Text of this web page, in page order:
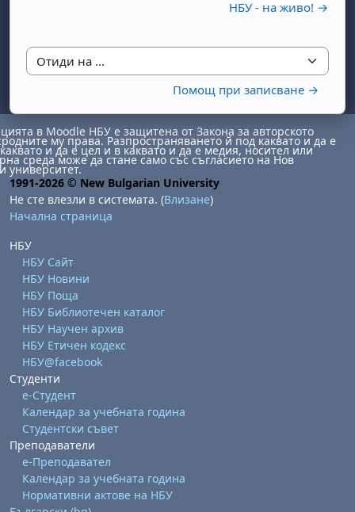
НБУ - на живо! →
Отиди на ...
Помощ при записване →
август
август
29 август
неделя, 30 август
в Moodle НБУ е защитена от Закона за авторското
му права. Разпространяването й под каквато и да е
и да е цел и в каквато и да е медия, носител или
среда може да стане само със съгласието на Нов
университет.
1991-2026 © New Bulgarian University
Не сте влезли в системата. (Влизане)
Начална страница
НБУ
НБУ Сайт
НБУ Новини
НБУ Поща
НБУ Библиотечен каталог
НБУ Научен архив
НБУ Етичен кодекс
НБУ@facebook
Студенти
е-Студент
Календар за учебната година
Студентски съвет
Преподаватели
е-Преподавател
Календар за учебната година
Нормативни актове на НБУ